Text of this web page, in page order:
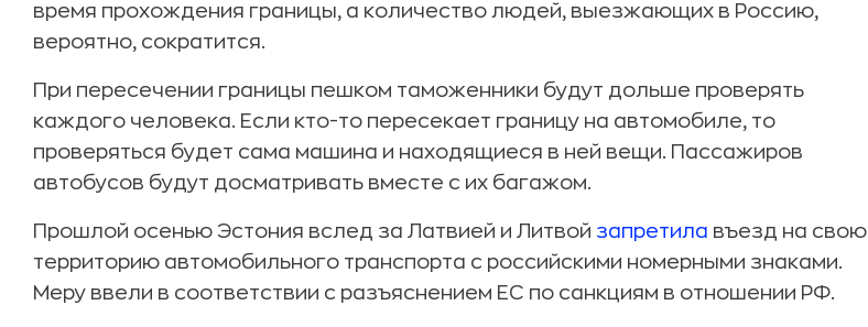
время прохождения границы, а количество людей, выезжающих в Россию,
вероятно, сократится.
При пересечении границы пешком таможенники будут дольше проверять
каждого человека. Если кто-то пересекает границу на автомобиле, то
проверяться будет сама машина и находящиеся в ней вещи. Пассажиров
автобусов будут досматривать вместе с их багажом.
Прошлой осенью Эстония вслед за Латвией и Литвой запретила въезд на свою
территорию автомобильного транспорта с российскими номерными знаками.
Меру ввели в соответствии с разъяснением ЕС по санкциям в отношении РФ.